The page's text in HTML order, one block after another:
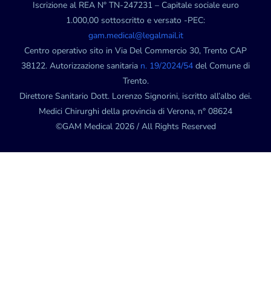
Iscrizione al REA N° TN-247231 – Capitale sociale euro
1.000,00 sottoscritto e versato -PEC:
gam.medical@legalmail.it
Centro operativo sito in Via Del Commercio 30, Trento CAP
38122. Autorizzazione sanitaria n. 19/2024/54 del Comune di
Trento.
Direttore Sanitario Dott. Lorenzo Signorini, iscritto all’albo dei.
Medici Chirurghi della provincia di Verona, n° 08624
©GAM Medical 2026 / All Rights Reserved